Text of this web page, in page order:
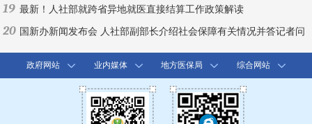
19 最新！人社部就跨省异地就医直接结算工作政策解读
20 国新办新闻发布会 人社部副部长介绍社会保障有关情况并答记者问
政府网站 业内媒体 地方医保局 综合网站